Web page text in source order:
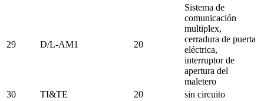
29 D/L-AM1 20
Sistema de
comunicación
multiplex,
cerradura de puerta
eléctrica,
interruptor de
apertura del
maletero
30
TI&TE 20 sin circuito